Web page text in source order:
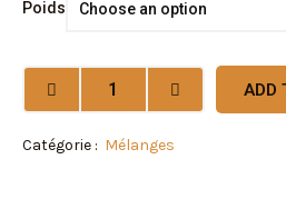
Poids
ADD
Catégorie : Mélanges